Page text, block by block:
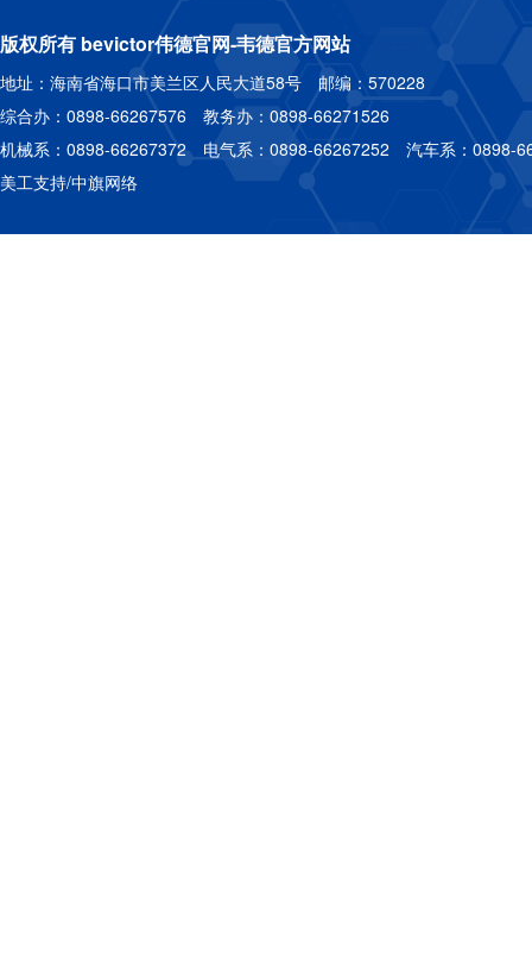
版权所有 bevictor伟德官网-韦德官方网站
地址：海南省海口市美兰区人民大道58号 邮编：570228
综合办：0898-66267576 教务办：0898-66271526
机械系：0898-66267372 电气系：0898-66267252 汽车系：0898-
美工支持/中旗网络